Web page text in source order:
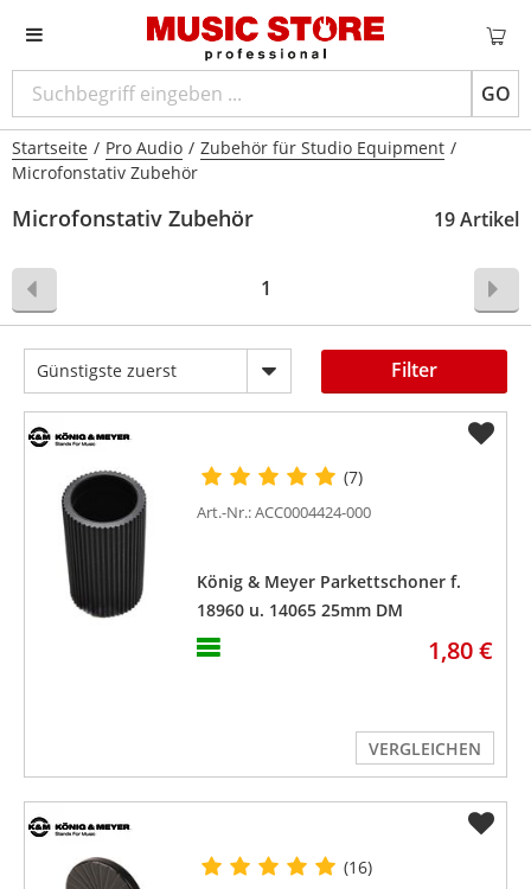
GO
Startseite / Pro Audio / Zubehör für Studio Equipment /
Microfonstativ Zubehör
Microfonstativ Zubehör 19 Artikel
Günstigste zuerst
1
Filter
(7)
Art.-Nr.: ACC0004424-000
König & Meyer Parkettschoner f.
18960 u. 14065 25mm DM
1,80 €
VERGLEICHEN
(16)